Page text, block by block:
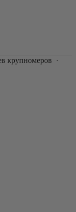
крупномеров ·